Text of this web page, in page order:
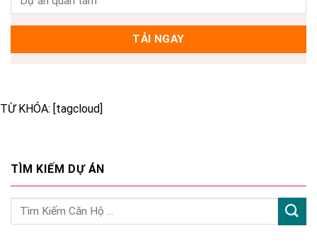
TỪ KHÓA: [tagcloud]
TÌM KIẾM DỰ ÁN